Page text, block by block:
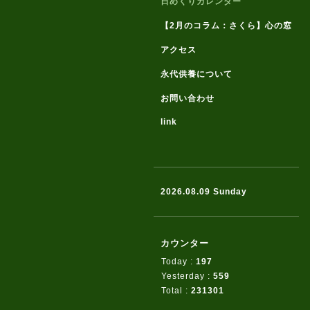
【2月のコラム：さくら】心の窓
アクセス
永代供養について
お問い合わせ
link
2026.08.09 Sunday
カウンター
Today : 197
Yesterday : 559
Total : 231301